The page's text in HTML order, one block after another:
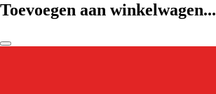
Toevoegen aan winkelwagen...